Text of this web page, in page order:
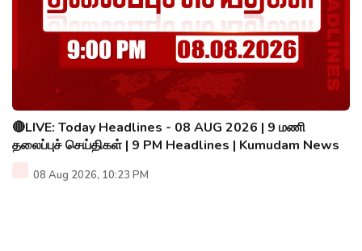
🔴LIVE: Today Headlines - 08 AUG 2026 | 9 மணி
தலைப்புச் செய்திகள் | 9 PM Headlines | Kumudam News
08 Aug 2026, 10:23 PM